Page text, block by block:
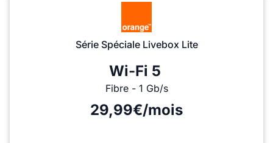
Série Spéciale Livebox Lite
Wi-Fi 5
Fibre - 1 Gb/s
29,99€/mois